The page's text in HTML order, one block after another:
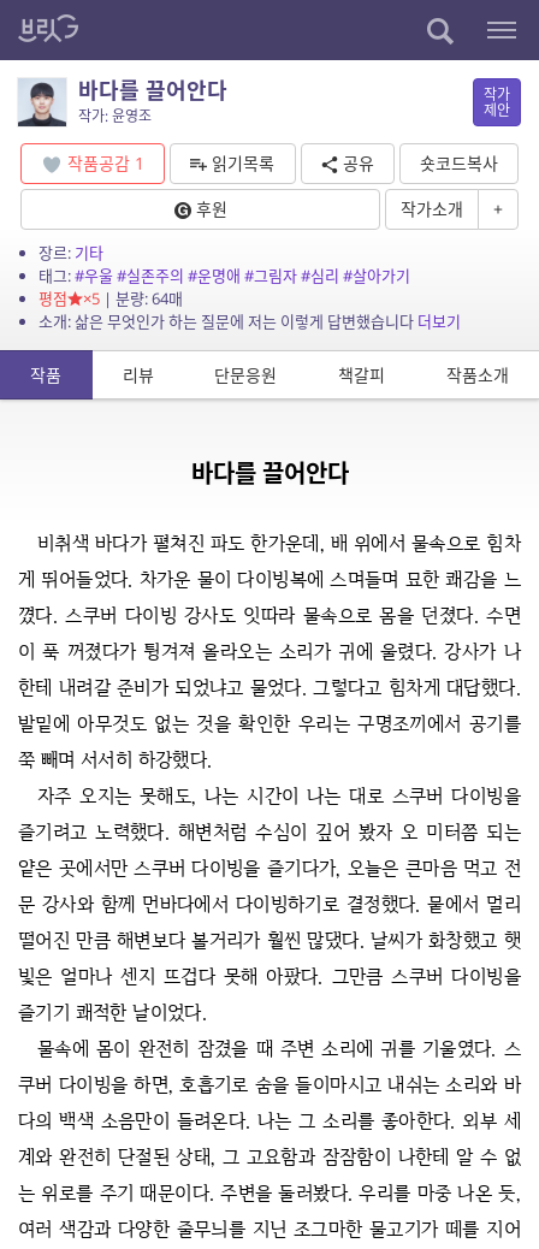
바다를 끌어안다
작가: 윤영조
작가
제안
작품공감 1 읽기목록 공유
숏코드복사
후원
작가소개 +
장르: 기타
태그:#우울#실존주의 #운명애 #그림자#심리 #살아가기
평점
×5| 분량: 64매
소개: 삶은 무엇인가 하는 질문에 저는 이렇게 답변했습니다 더보기
작품 리뷰 단문응원 책갈피 작품소개
바다를 끌어안다
비취색 바다가 펼쳐진 파도 한가운데, 배 위에서 물속으로 힘차
게 뛰어들었다. 차가운 물이 다이빙복에 스며들며 묘한 쾌감을 느
꼈다. 스쿠버 다이빙 강사도 잇따라 물속으로 몸을 던졌다. 수면
이 푹 꺼졌다가 튕겨져 올라오는 소리가 귀에 울렸다. 강사가 나
한테 내려갈 준비가 되었냐고 물었다. 그렇다고 힘차게 대답했다.
발밑에 아무것도 없는 것을 확인한 우리는 구명조끼에서 공기를
쭉 빼며 서서히 하강했다.
자주 오지는 못해도, 나는 시간이 나는 대로 스쿠버 다이빙을
즐기려고 노력했다. 해변처럼 수심이 깊어 봤자 오 미터쯤 되는
얕은 곳에서만 스쿠버 다이빙을 즐기다가, 오늘은 큰마음 먹고 전
문 강사와 함께 먼바다에서 다이빙하기로 결정했다. 뭍에서 멀리
떨어진 만큼 해변보다 볼거리가 훨씬 많댔다. 날씨가 화창했고 햇
빛은 얼마나 센지 뜨겁다 못해 아팠다. 그만큼 스쿠버 다이빙을
즐기기 쾌적한 날이었다.
물속에 몸이 완전히 잠겼을 때 주변 소리에 귀를 기울였다. 스
쿠버 다이빙을 하면, 호흡기로 숨을 들이마시고 내쉬는 소리와 바
다의 백색 소음만이 들려온다. 나는 그 소리를 좋아한다. 외부 세
계와 완전히 단절된 상태, 그 고요함과 잠잠함이 나한테 알 수 없
는 위로를 주기 때문이다. 주변을 둘러봤다. 우리를 마중 나온 듯,
여러 색감과 다양한 줄무늬를 지닌 조그마한 물고기가 떼를 지어